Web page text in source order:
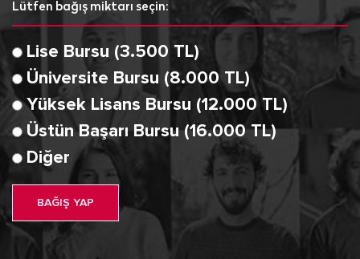
Lütfen bağış miktarı seçin:
Lise Bursu (3.500 TL)
Üniversite Bursu (8.000 TL)
Yüksek Lisans Bursu (12.000 TL)
Üstün Başarı Bursu (16.000 TL)
Diğer
BAĞIŞ YAP